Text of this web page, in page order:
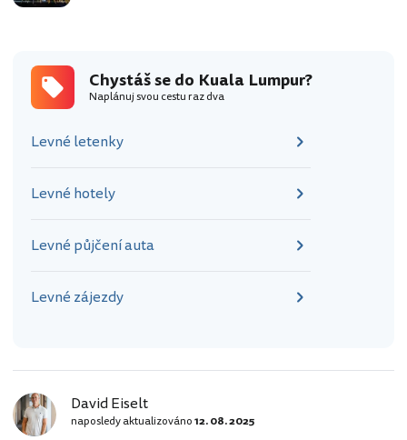
Chystáš se do Kuala Lumpur?
Naplánuj svou cestu raz dva
Levné letenky
Levné hotely
Levné půjčení auta
Levné zájezdy
David Eiselt
naposledy aktualizováno12. 08. 2025